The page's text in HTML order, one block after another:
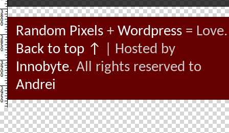
Random Pixels + Wordpress = Love.
Back to top ↑
| Hosted by
Innobyte. All rights reserved to
Andrei